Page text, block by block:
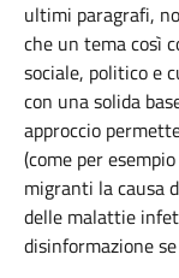
ultimi paragrafi,
che un tema così
sociale, politico e
con una solida
approccio
(come per
migranti la causa
delle malattie
disinformazione